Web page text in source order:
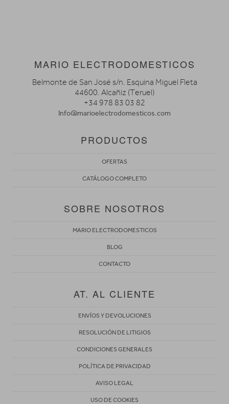
MARIO ELECTRODOMESTICOS
Belmonte de San José s/n. Esquina Miguel Fleta
44600. Alcañiz (Teruel)
+34 978 83 03 82
Info@marioelectrodomesticos.com
PRODUCTOS
OFERTAS
CATÁLOGO COMPLETO
SOBRE NOSOTROS
MARIO ELECTRODOMESTICOS
BLOG
CONTACTO
AT. AL CLIENTE
ENVÍOS Y DEVOLUCIONES
RESOLUCIÓN DE LITIGIOS
CONDICIONES GENERALES
POLÍTICA DE PRIVACIDAD
AVISO LEGAL
USO DE COOKIES